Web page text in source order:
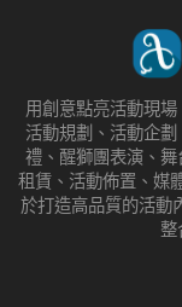
用創意點亮活動現
活動規劃、活動企
禮、醒獅團表演、
租賃、活動佈置、媒
於打造高品質的活動
整